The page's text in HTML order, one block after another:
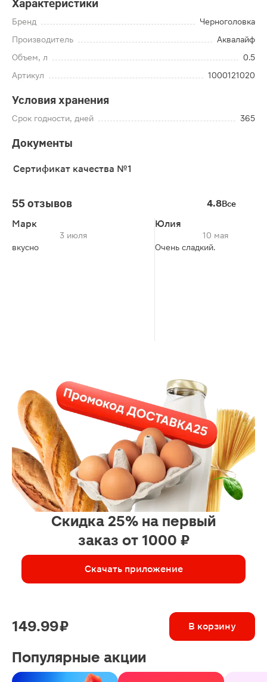
Характеристики
Бренд
Черноголовка
Производитель
Аквалайф
Объем, л
0.5
Артикул
1000121020
Условия хранения
Срок годности, дней 365
Документы
Сертификат качества №1
55 отзывов 4.8Все
Марк
3 июля
вкусно
Юлия
10 мая
Очень сладкий.
Скидка 25% на первый
заказ от 1000 ₽
Скачать приложение
149.99 ₽ В корзину
Популярные акции